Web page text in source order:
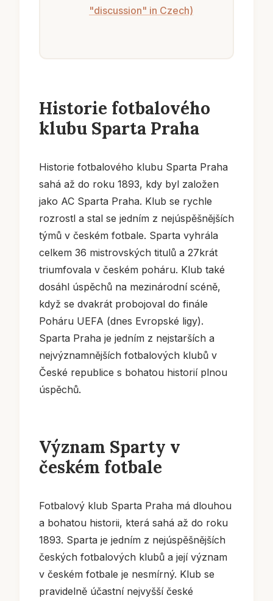
"discussion" in Czech)
Historie fotbalového
klubu Sparta Praha
Historie fotbalového klubu Sparta Praha
sahá až do roku 1893, kdy byl založen
jako AC Sparta Praha. Klub se rychle
rozrostl a stal se jedním z nejúspěšnějších
týmů v českém fotbale. Sparta vyhrála
celkem 36 mistrovských titulů a 27krát
triumfovala v českém poháru. Klub také
dosáhl úspěchů na mezinárodní scéně,
když se dvakrát probojoval do finále
Poháru UEFA (dnes Evropské ligy).
Sparta Praha je jedním z nejstarších a
nejvýznamnějších fotbalových klubů v
České republice s bohatou historií plnou
úspěchů.
Význam Sparty v
českém fotbale
Fotbalový klub Sparta Praha má dlouhou
a bohatou historii, která sahá až do roku
1893. Sparta je jedním z nejúspěšnějších
českých fotbalových klubů a její význam
v českém fotbale je nesmírný. Klub se
pravidelně účastní nejvyšší české